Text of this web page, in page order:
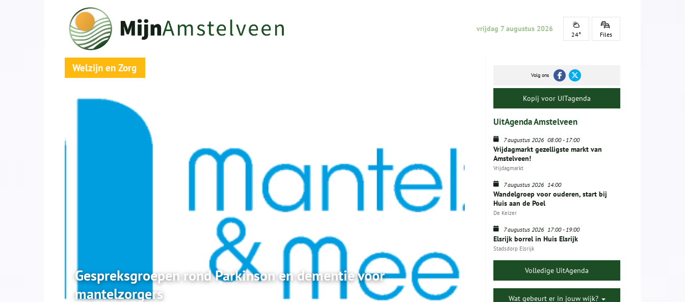
vrijdag 7 augustus 2026
24° Files
Welzijn en Zorg
Gespreksgroepen rond Parkinson en dementie voor
mantelzorgers
Volg ons
Kopij voor UITagenda
UitAgenda Amstelveen
7 augustus 2026 08:00-17:00
Vrijdagmarkt gezelligste markt van
Amstelveen!
Vrijdagmarkt
7 augustus 2026 14:00
Wandelgroep voor ouderen, start bij
Huis aan de Poel
De Keizer
7 augustus 2026 17:00-19:00
Elsrijk borrel in Huis Elsrijk
Stadsdorp Elsrijk
Volledige UitAgenda
Wat gebeurt er in jouw wijk?